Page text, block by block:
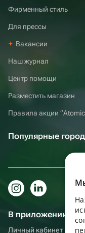
Фирменный стиль
Для прессы
Вакансии
Наш журнал
Центр помощи
Разместить магазин
Правила акции
Популярные
В приложении
Личный кабинет